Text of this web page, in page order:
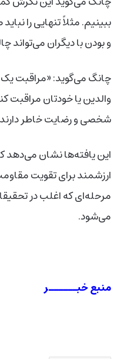
ببینیم. مثلاً تنهایی را
و بودن با دیگران می‌تواند
چانگ می‌گوید: «مراقبت یک
والدین یا خودتان مراقبت
شخصی و رضایت خاطر
ارزشمند برای تقویت
مرحله‌ای که اغلب در
می‌شود.
منبع خبــــــر